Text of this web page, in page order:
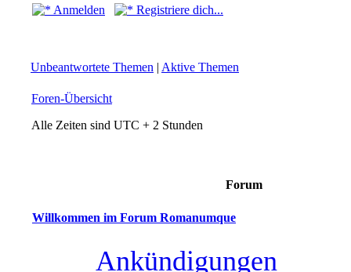
Anmelden Registriere dich...
Unbeantwortete Themen | Aktive Themen
Foren-Übersicht
Alle Zeiten sind UTC + 2 Stunden
Forum
Willkommen im Forum Romanumque
Ankündigungen